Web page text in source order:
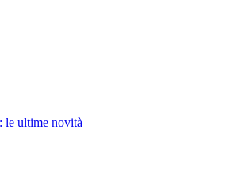
le ultime novità